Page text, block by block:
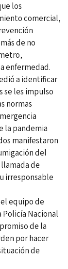
los
comercial,
de no
enfermedad.
a identificar
se les impulso
normas
la pandemia
manifestaron
del
de
irresponsable
equipo de
Policía Nacional
de la
por hacer
de